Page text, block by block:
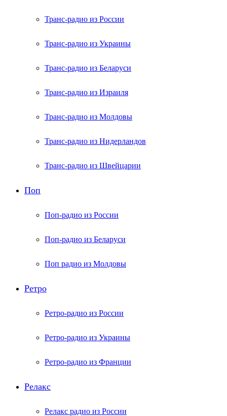
Транс-радио из России
Транс-радио из Украины
Транс-радио из Беларуси
Транс-радио из Израиля
Транс-радио из Молдовы
Транс-радио из Нидерландов
Транс-радио из Швейцарии
Поп
Поп-радио из России
Поп-радио из Беларуси
Поп радио из Молдовы
Ретро
Ретро-радио из России
Ретро-радио из Украины
Ретро-радио из Франции
Релакс
Релакс радио из России